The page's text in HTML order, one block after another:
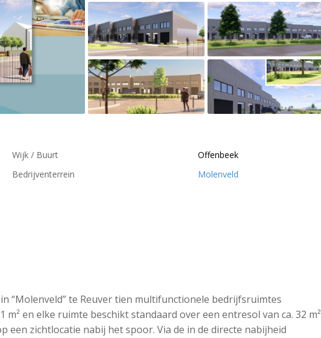
Wijk / Buurt
Offenbeek
Bedrijventerrein
Molenveld
“Molenveld” te Reuver tien multifunctionele bedrijfsruimtes
en elke ruimte beschikt standaard over een entresol van ca. 32 m²
een zichtlocatie nabij het spoor. Via de in de directe nabijheid